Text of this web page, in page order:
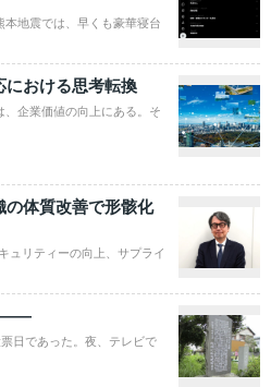
地震では、早くも豪華寝台
における思考転換
、企業価値の向上にある。そ
の体質改善で形骸化
ュリティーの向上、サプライ
――
日であった。夜、テレビで